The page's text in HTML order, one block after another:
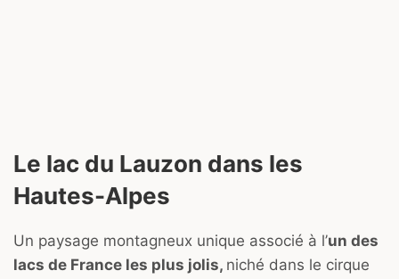
Le lac du Lauzon dans les
Hautes-Alpes
Un paysage montagneux unique associé à l’un des
lacs de France les plus jolis, niché dans le cirque